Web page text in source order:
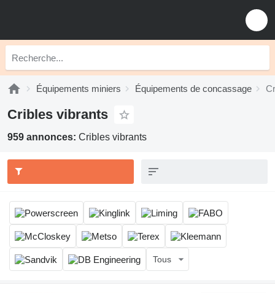
Équipements miniers Équipements de concassage
Cribles vibrants
959 annonces: Cribles vibrants
Tous